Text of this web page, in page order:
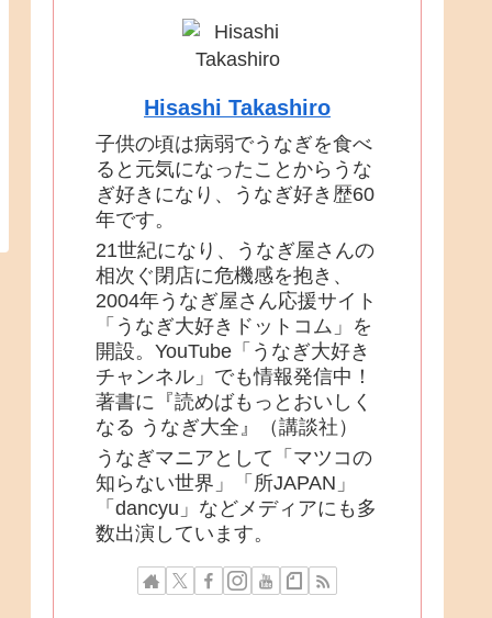
Hisashi Takashiro
子供の頃は病弱でうなぎを食べ
ると元気になったことからうな
ぎ好きになり、うなぎ好き歴60
年です。
21世紀になり、うなぎ屋さんの
相次ぐ閉店に危機感を抱き、
2004年うなぎ屋さん応援サイト
「うなぎ大好きドットコム」を
開設。YouTube「うなぎ大好き
チャンネル」でも情報発信中！
著書に『読めばもっとおいしく
なる うなぎ大全』（講談社）
うなぎマニアとして「マツコの
知らない世界」「所JAPAN」
「dancyu」などメディアにも多
数出演しています。